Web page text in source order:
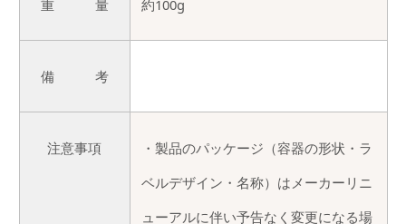
重 量 約100g
備 考
注意事項
・製品のパッケージ（容器の形状・ラ
ベルデザイン・名称）はメーカーリニ
ューアルに伴い予告なく変更になる場